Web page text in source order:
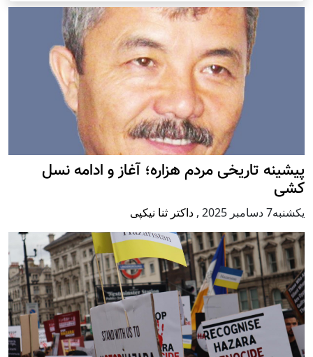
پيشينه تاريخی مردم هزاره؛ آغاز و ادامه نسل
کشی
يكشنبه7 دسامبر 2025 , داکتر ثنا نیکپی